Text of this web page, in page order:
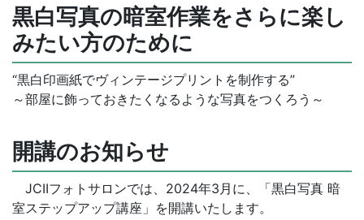
黒白写真の暗室作業をさらに楽し
みたい方のために
“黒白印画紙でヴィンテージプリントを制作する”
～部屋に飾っておきたくなるような写真をつくろう～
開講のお知らせ
JCIIフォトサロンでは、2024年3月に、「黒白写真 暗
室ステップアップ講座」を開講いたします。